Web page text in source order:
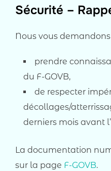
Sécurité –
Nous vous demandons
prendre
du F-GOVB,
de respecter
décollages/
derniers mois avant
La documentation
sur la page F-GOVB.